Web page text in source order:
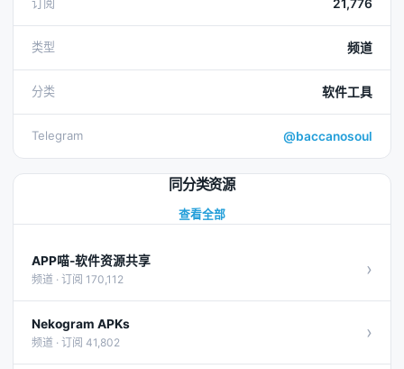
21,776
类型 频道
分类 软件工具
Telegram @baccanosoul
同分类资源
查看全部
APP喵-软件资源共享
频道 · 订阅 170,112 ›
Nekogram APKs
频道 · 订阅 41,802 ›